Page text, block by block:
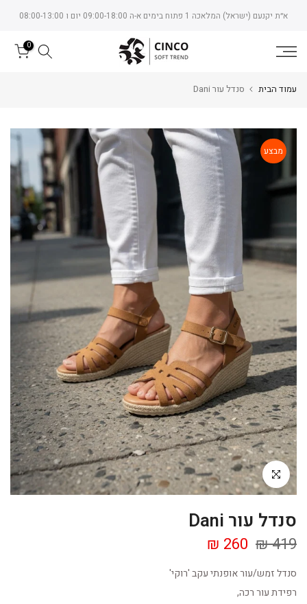
Skip
content
א״ת יקנעם (ישראל) המלאכה 1 פתוח בימים א-ה 09:00-18:00 יום ו 08:00-13:00
0
עמוד הבית סנדל עור Dani
מבצע
Click to enlarge
סנדל עור Dani
419 ₪
260 ₪
סנדל זמש/עור אופנתי עקב 'רוקי'
רפידת עור רכה,